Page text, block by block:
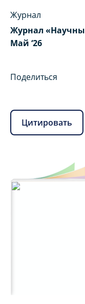
Журнал
Журнал
Май ‘26
Поделиться
Цитировать